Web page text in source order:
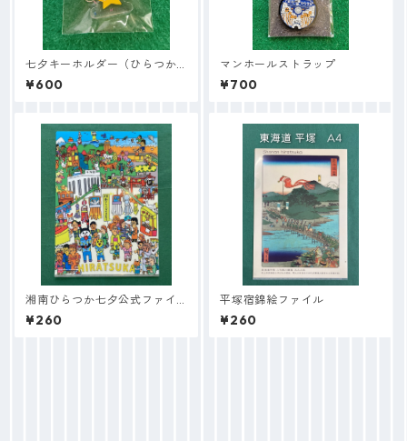
七夕キーホルダー（ひらつか
ナナ姫）
¥600
マンホールストラップ
¥700
湘南ひらつか七夕公式ファイ
ル
¥260
平塚宿錦絵ファイル
¥260